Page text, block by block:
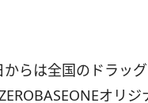
からは全国のドラッ
オリ